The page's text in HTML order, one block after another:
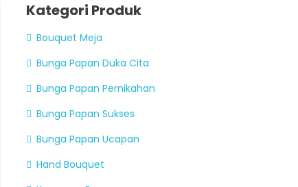
Kategori Produk
Bouquet Meja
Bunga Papan Duka Cita
Bunga Papan Pernikahan
Bunga Papan Sukses
Bunga Papan Ucapan
Hand Bouquet